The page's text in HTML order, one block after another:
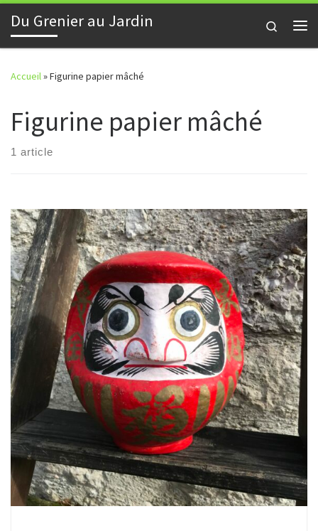
Skip to content
Du Grenier au Jardin
Search
Accueil»Figurine papier mâché
Figurine papier mâché
1 article